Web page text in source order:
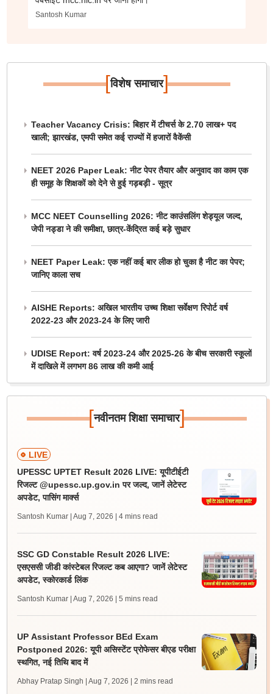
Santosh Kumar
[विशेष समाचार]
Teacher Vacancy Crisis: बिहार में टीचर्स के 2.70 लाख+ पद
खाली; झारखंड, एमपी समेत कई राज्यों में हजारों वैकेंसी
NEET 2026 Paper Leak: नीट पेपर तैयार और अनुवाद का काम एक
ही समूह के शिक्षकों को देने से हुई गड़बड़ी - सूत्र
MCC NEET Counselling 2026: नीट काउंसलिंग शेड्यूल जल्द,
जेपी नड्डा ने की समीक्षा, छात्र-केंद्रित कई बड़े सुधार
NEET Paper Leak: एक नहीं कई बार लीक हो चुका है नीट का पेपर;
जानिए काला सच
AISHE Reports: अखिल भारतीय उच्च शिक्षा सर्वेक्षण रिपोर्ट वर्ष
2022-23 और 2023-24 के लिए जारी
UDISE Report: वर्ष 2023-24 और 2025-26 के बीच सरकारी स्कूलों
में दाखिले में लगभग 86 लाख की कमी आई
[नवीनतम शिक्षा समाचार]
LIVE
UPESSC UPTET Result 2026 LIVE: यूपीटीईटी
रिजल्ट @upessc.up.gov.in पर जल्द, जानें लेटेस्ट
अपडेट, पासिंग मार्क्स
Santosh Kumar | Aug 7, 2026 | 4 mins read
SSC GD Constable Result 2026 LIVE:
एसएससी जीडी कांस्टेबल रिजल्ट कब आएगा? जानें लेटेस्ट
अपडेट, स्कोरकार्ड लिंक
Santosh Kumar | Aug 7, 2026 | 5 mins read
UP Assistant Professor BEd Exam
Postponed 2026: यूपी असिस्टेंट प्रोफेसर बीएड परीक्षा
स्थगित, नई तिथि बाद में
Abhay Pratap Singh | Aug 7, 2026 | 2 mins read